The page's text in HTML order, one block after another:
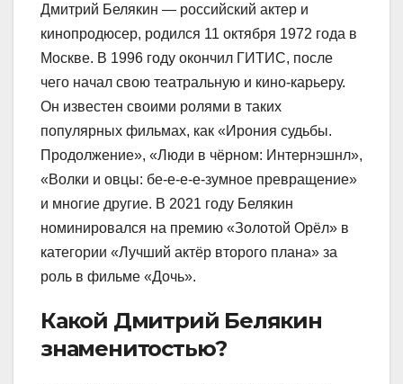
Дмитрий Белякин — российский актер и
кинопродюсер, родился 11 октября 1972 года в
Москве. В 1996 году окончил ГИТИС, после
чего начал свою театральную и кино-карьеру.
Он известен своими ролями в таких
популярных фильмах, как «Ирония судьбы.
Продолжение», «Люди в чёрном: Интернэшнл»,
«Волки и овцы: бе-е-е-е-зумное превращение»
и многие другие. В 2021 году Белякин
номинировался на премию «Золотой Орёл» в
категории «Лучший актёр второго плана» за
роль в фильме «Дочь».
Какой Дмитрий Белякин
знаменитостью?